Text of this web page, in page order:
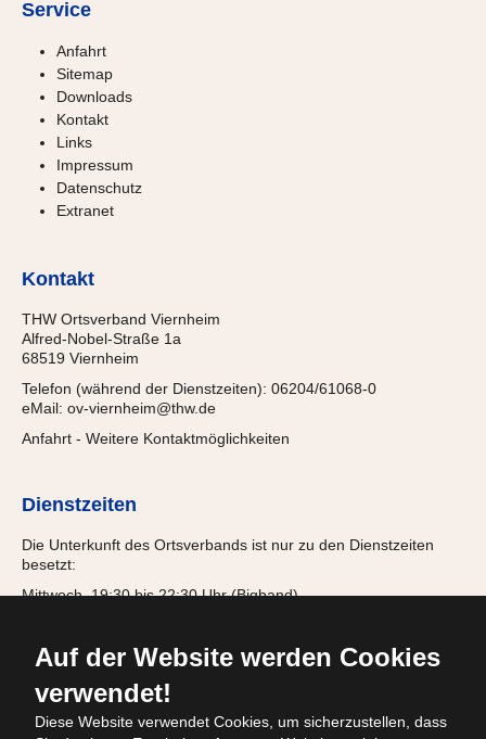
Auf der Website werden Cookies
verwendet!
Diese Website verwendet Cookies, um sicherzustellen, dass
Service
Anfahrt
Sitemap
Downloads
Kontakt
Links
Impressum
Datenschutz
Extranet
Kontakt
THW Ortsverband Viernheim
Alfred-Nobel-Straße 1a
68519 Viernheim
Telefon (während der Dienstzeiten): 06204/61068-0
eMail: ov-viernheim@thw.de
Anfahrt - Weitere Kontaktmöglichkeiten
Dienstzeiten
Die Unterkunft des Ortsverbands ist nur zu den Dienstzeiten
besetzt:
Mittwoch, 19:30 bis 22:30 Uhr (Bigband)
© 2026